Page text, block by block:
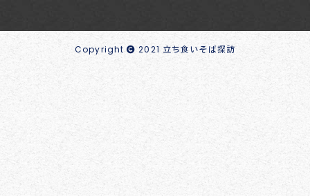
Copyright 2021 立ち食いそば探訪